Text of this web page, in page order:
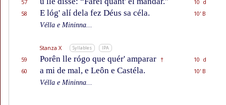
57
10 d
58
E lóg' alí dela fez Déus sa céla.
10' B
Vélla e Mininna...
Stanza X Syllables IPA
59 Porên lle rógo que quér' amparar †
10 d
60
a mi de mal, e Leôn e Castéla.
10' B
Vélla e Mininna...